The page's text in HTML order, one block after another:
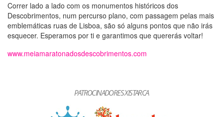
Correr lado a lado com os monumentos históricos dos
Descobrimentos, num percurso plano, com passagem pelas mais
emblemáticas ruas de Lisboa, são só alguns pontos que não irás
esquecer. Esperamos por ti e garantimos que quererás voltar!
www.meiamaratonadosdescobrimentos.com
PATROCINADORES XISTARCA